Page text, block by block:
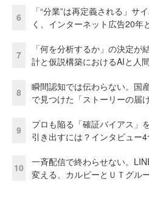
6
「“分業”は再定義される」サ
く、インターネット広告20年
7
「何を分析するか」の決定が
計と仮説構築におけるAIと人
8
瞬間認知では伝わらない。国
で見つけた「ストーリーの届け
9
プロも陥る「確証バイアス」
引き出すには？インタビュー
10
一斉配信で終わらせない。
変える、カルビーとＵＴグル